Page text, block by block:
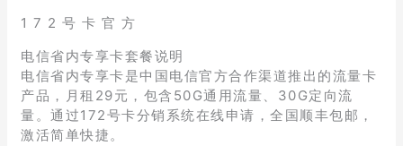
1 7 2 号 卡 官 方
电信省内专享卡套餐说明
电信省内专享卡是中国电信官方合作渠道推出的流量卡
产品，月租29元，包含50G通用流量、30G定向流
量。通过172号卡分销系统在线申请，全国顺丰包邮，
激活简单快捷。